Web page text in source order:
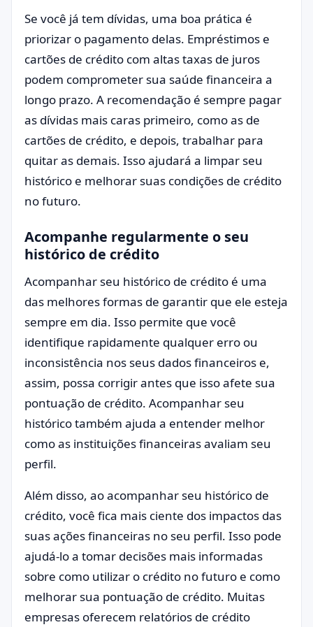
Se você já tem dívidas, uma boa prática é
priorizar o pagamento delas. Empréstimos e
cartões de crédito com altas taxas de juros
podem comprometer sua saúde financeira a
longo prazo. A recomendação é sempre pagar
as dívidas mais caras primeiro, como as de
cartões de crédito, e depois, trabalhar para
quitar as demais. Isso ajudará a limpar seu
histórico e melhorar suas condições de crédito
no futuro.
Acompanhe regularmente o seu
histórico de crédito
Acompanhar seu histórico de crédito é uma
das melhores formas de garantir que ele esteja
sempre em dia. Isso permite que você
identifique rapidamente qualquer erro ou
inconsistência nos seus dados financeiros e,
assim, possa corrigir antes que isso afete sua
pontuação de crédito. Acompanhar seu
histórico também ajuda a entender melhor
como as instituições financeiras avaliam seu
perfil.
Além disso, ao acompanhar seu histórico de
crédito, você fica mais ciente dos impactos das
suas ações financeiras no seu perfil. Isso pode
ajudá-lo a tomar decisões mais informadas
sobre como utilizar o crédito no futuro e como
melhorar sua pontuação de crédito. Muitas
empresas oferecem relatórios de crédito